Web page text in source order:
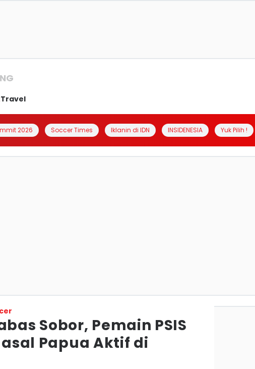
Travel
2026 Soccer Times Iklanin di IDN INSIDENESIA Yuk Pilih !
Sobor, Pemain PSIS
Papua Aktif di